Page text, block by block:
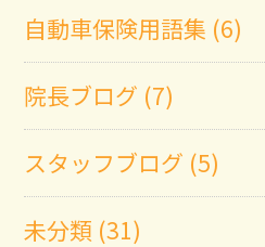
自動車保険用語集 (6)
院長ブログ (7)
スタッフブログ (5)
未分類 (31)